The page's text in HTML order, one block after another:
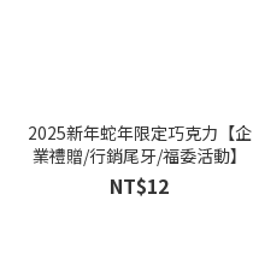
2025新年蛇年限定巧克力【企
業禮贈/行銷尾牙/福委活動】
NT$12